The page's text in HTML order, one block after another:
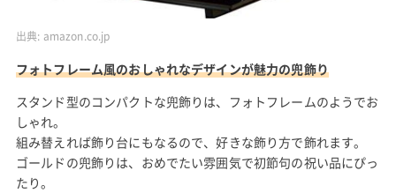
出典: amazon.co.jp
フォトフレーム風のおしゃれなデザインが魅力の兜飾り
スタンド型のコンパクトな兜飾りは、フォトフレームのようでお
しゃれ。
組み替えれば飾り台にもなるので、好きな飾り方で飾れます。
ゴールドの兜飾りは、おめでたい雰囲気で初節句の祝い品にぴっ
たり。